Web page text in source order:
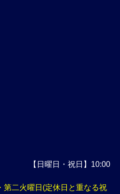
【日曜日・祝日】10:00
二火曜日(定休日と重なる祝